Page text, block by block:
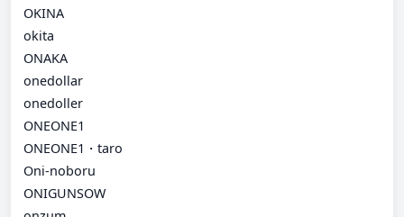
OKINA
okita
ONAKA
onedollar
onedoller
ONEONE1
ONEONE1・taro
Oni-noboru
ONIGUNSOW